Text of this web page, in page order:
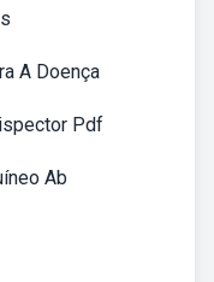
A Doença
Pdf
Ab